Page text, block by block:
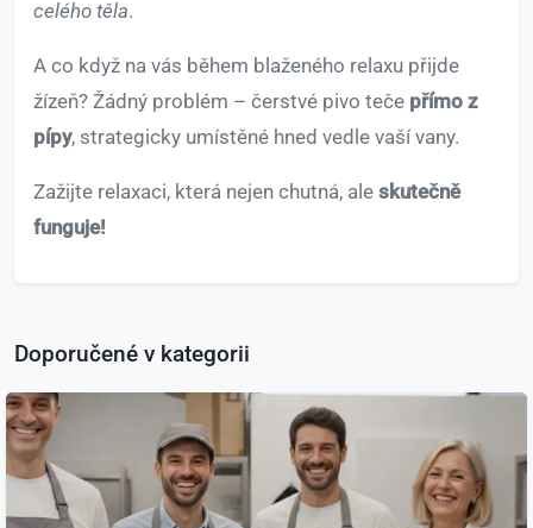
celého těla.
A co když na vás během blaženého relaxu přijde
žízeň? Žádný problém – čerstvé pivo teče přímo z
pípy, strategicky umístěné hned vedle vaší vany.
Zažijte relaxaci, která nejen chutná, ale skutečně
funguje!
Doporučené v kategorii